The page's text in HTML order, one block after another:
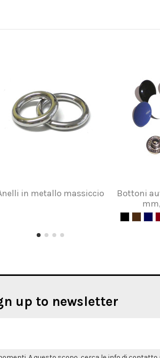
in metallo massiccio
Bottoni
mm,
up to newsletter